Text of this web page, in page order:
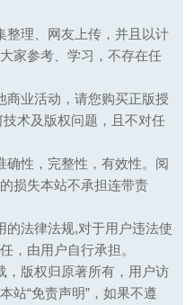
整理、网友上传，并且以计
家参考、学习，不存在任
商业活动，请您购买正版授
术及版权问题，且不对任
确性，完整性，有效性。阅
损失本站不承担连带责
的法律法规,对于用户违法使
，由用户自行承担。
，版权归原著所有，用户访
站“免责声明”，如果不遵